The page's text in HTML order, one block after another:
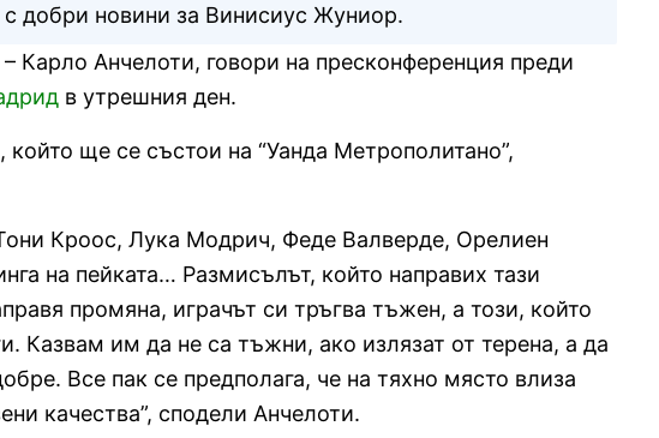
добри новини за Винисиус Жуниор.
– Карло Анчелоти, говори на пресконференция преди
в утрешния ден.
ще се състои на “Уанда Метрополитано”,
Кроос, Лука Модрич, Феде Валверде, Орелиен
на пейката… Размисълът, който направих тази
промяна, играчът си тръгва тъжен, а този, който
Казвам им да не са тъжни, ако излязат от терена, а да
Все пак се предполага, че на тяхно място влиза
качества”, сподели Анчелоти.